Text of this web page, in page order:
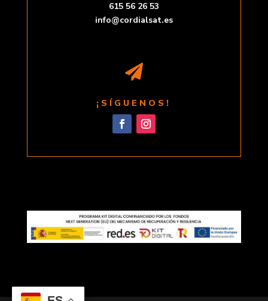
615 56 26 53
info@cordialsat.es

¡SÍGUENOS!